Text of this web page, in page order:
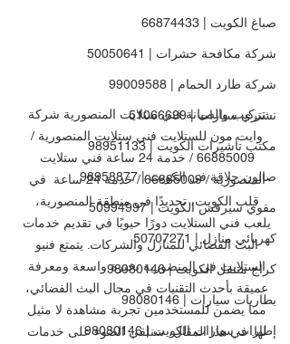
صباغ الكويت | 66874433
شركة مكافحة حشرات | 50050641
شركة طارد الحمام | 99009588
نشتري سيارات | 51066699
مكتب تأشيرات الكويت | 98951133
صالون حلاقة في الكويت | 98958877
مقوي سيرفس الكويت | 50994997
كهربائي منازل | 50707271
كراج متنقل الكويت | 98080146
بطاريات سيارات | 98080146
إطارات سيارات الكويت | 98080146
تركيب والصيانة فني ستلايت المنصورية شركة
وايت مون للستلايت فني ستلايت المنصورية /
66885009 / خدمة 24 ساعة فني ستلايت
المنصورية / 66885009 / خدمة 24 ساعة  في
قلب الكويت، تحديدًا في منطقة المنصورية،
يلعب فني الستلايت دورًا حيويًا في تقديم خدمات
البث الفضائي للمنازل والشركات. يتمتع فنيو
الستلايت في المنصورية بخبرة واسعة ومعرفة
عميقة بأحدث التقنيات في مجال البث الفضائي،
مما يضمن للمستخدمين تجربة مشاهدة لا مثيل
لها. في هذا المقال، سنلقي الضوء على خدمات